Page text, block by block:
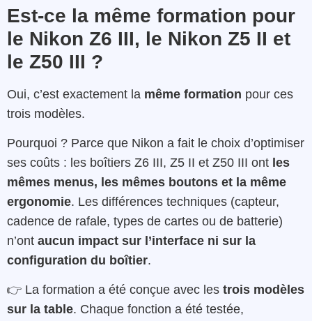
Est-ce la même formation pour
le Nikon Z6 III, le Nikon Z5 II et
le Z50 III ?
Oui, c’est exactement la même formation pour ces
trois modèles.
Pourquoi ? Parce que Nikon a fait le choix d’optimiser
ses coûts : les boîtiers Z6 III, Z5 II et Z50 III ont les
mêmes menus, les mêmes boutons et la même
ergonomie. Les différences techniques (capteur,
cadence de rafale, types de cartes ou de batterie)
n’ont aucun impact sur l’interface ni sur la
configuration du boîtier.
👉 La formation a été conçue avec les trois modèles
sur la table. Chaque fonction a été testée,